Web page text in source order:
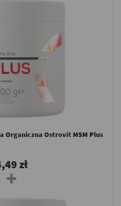
Organiczna Ostrovit MSM Plus
zł